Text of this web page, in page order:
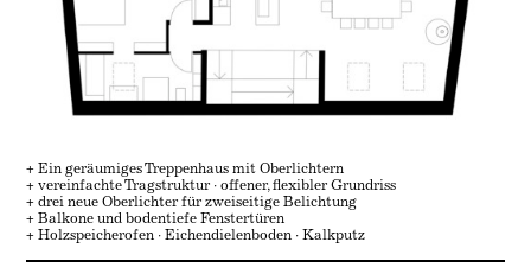
+ Ein geräumiges Treppenhaus mit Oberlichtern
+ vereinfachte Tragstruktur · offener, flexibler Grundriss
+ drei neue Oberlichter für zweiseitige Belichtung
+ Balkone und bodentiefe Fenstertüren
+ Holzspeicherofen · Eichendielenboden · Kalkputz